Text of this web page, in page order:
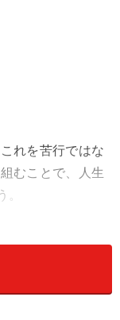
れを苦行ではな
むことで、人生